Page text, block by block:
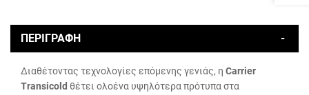
ΠΕΡΙΓΡΑΦΗ
Διαθέτοντας τεχνολογίες επόμενης γενιάς, η Carrier
Transicold θέτει ολοένα υψηλότερα πρότυπα στα